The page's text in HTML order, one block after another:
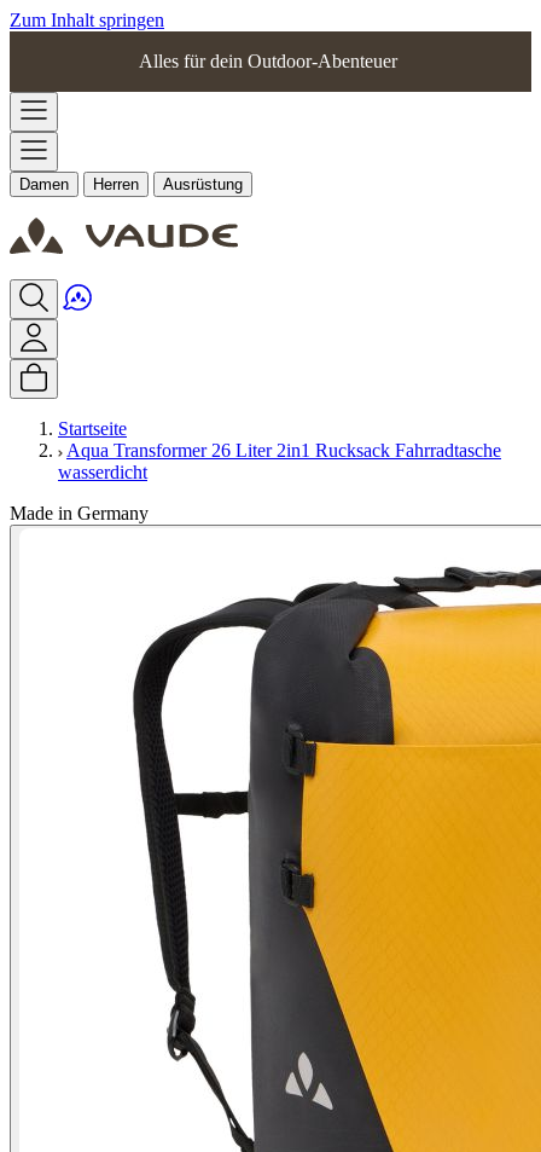
Zum Inhalt springen
Alles für dein Outdoor-Abenteuer
Damen Herren Ausrüstung
Startseite
Aqua Transformer 26 Liter 2in1 Rucksack Fahrradtasche
wasserdicht
Made in Germany